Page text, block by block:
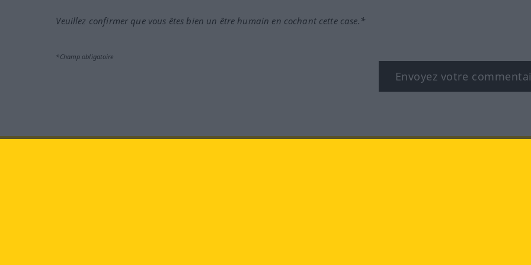
Veuillez confirmer que vous êtes bien un être humain en cochant cette case.*
*Champ obligatoire
Envoyez votre